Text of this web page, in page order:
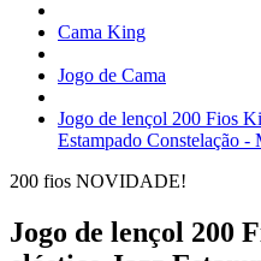
Cama King
Jogo de Cama
Jogo de lençol 200 Fios
Estampado Constelação -
200 fios NOVIDADE!
Jogo de lençol 200